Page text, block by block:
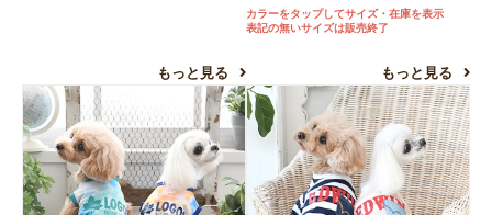
もっと見る
カラーをタップしてサイズ・在庫を表示
表記の無いサイズは販売終了
もっと見る